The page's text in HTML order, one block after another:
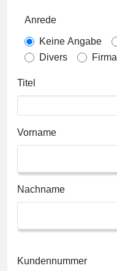
Anrede
Keine Angabe
Divers
Firma
Titel
Vorname
Nachname
Kundennummer